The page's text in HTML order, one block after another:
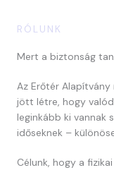
RÓLUNK
Mert a biztonság
Az Erőtér
jött létre, hogy
leginkább ki vannak
időseknek –
Célunk, hogy a